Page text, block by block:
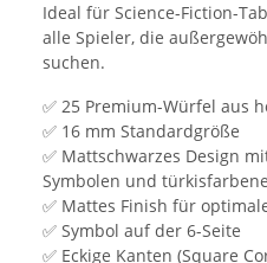
Ideal für Science-Fiction-
alle Spieler, die
suchen.
✅ 25 Premium-Würfel aus
✅ 16 mm Standardgröße
✅ Mattschwarzes Design
Symbolen und
✅ Mattes Finish für
✅ Symbol auf der 6-Seite
✅ Eckige Kanten (Square